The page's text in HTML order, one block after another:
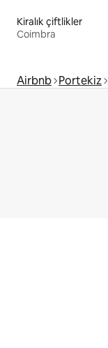
Kiralık çiftlikler
Coimbra
Airbnb Portekiz